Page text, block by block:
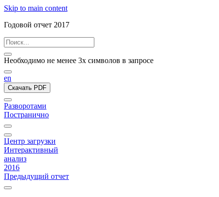
Skip to main content
Годовой отчет 2017
Необходимо не менее 3х символов в запросе
en
Скачать PDF
Разворотами
Постранично
Центр загрузки
Интерактивный
анализ
2016
Предыдущий отчет